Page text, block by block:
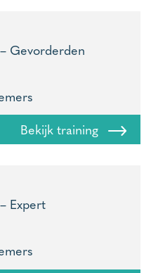
Gevorderden
Bekijk training
Expert